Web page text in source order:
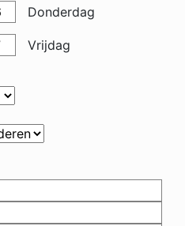
Donderdag
Vrijdag